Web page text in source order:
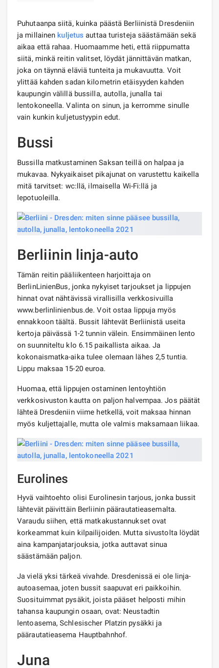
Puhutaanpa siitä, kuinka päästä Berliinistä Dresdeniin
ja millainen kuljetus auttaa turisteja säästämään sekä
aikaa että rahaa. Huomaamme heti, että riippumatta
siitä, minkä reitin valitset, löydät jännittävän matkan,
joka on täynnä eläviä tunteita ja mukavuutta. Voit
ylittää kahden sadan kilometrin etäisyyden kahden
kaupungin välillä bussilla, autolla, junalla tai
lentokoneella. Valinta on sinun, ja kerromme sinulle
vain kunkin kuljetustyypin edut.
Bussi
Bussilla matkustaminen Saksan teillä on halpaa ja
mukavaa. Nykyaikaiset pikajunat on varustettu kaikella
mitä tarvitset: wc:llä, ilmaisella Wi-Fi:llä ja
lepotuoleilla.
Berliinin linja-auto
Tämän reitin pääliikenteen harjoittaja on
BerlinLinienBus, jonka nykyiset tarjoukset ja lippujen
hinnat ovat nähtävissä virallisilla verkkosivuilla
www.berlinlinienbus.de. Voit ostaa lippuja myös
ennakkoon täältä. Bussit lähtevät Berliinistä useita
kertoja päivässä 1-2 tunnin välein. Ensimmäinen lento
on suunniteltu klo 6.15 paikallista aikaa. Ja
kokonaismatka-aika tulee olemaan lähes 2,5 tuntia.
Lippu maksaa 15-20 euroa.
Huomaa, että lippujen ostaminen lentoyhtiön
verkkosivuston kautta on paljon halvempaa. Jos päätät
lähteä Dresdeniin viime hetkellä, voit maksaa hinnan
myös kuljettajalle, mutta ole valmis maksamaan liikaa.
Eurolines
Hyvä vaihtoehto olisi Eurolinesin tarjous, jonka bussit
lähtevät päivittäin Berliinin päärautatieasemalta.
Varaudu siihen, että matkakustannukset ovat
korkeammat kuin kilpailijoiden. Mutta sivustolta löydät
aina kampanjatarjouksia, jotka auttavat sinua
säästämään paljon.
Ja vielä yksi tärkeä vivahde. Dresdenissä ei ole linja-
autoasemaa, joten bussit saapuvat eri paikkoihin.
Suosituimmat pysäkit, joista pääset helposti mihin
tahansa kaupungin osaan, ovat: Neustadtin
lentoasema, Schlesischer Platzin pysäkki ja
päärautatieasema Hauptbahnhof.
Juna